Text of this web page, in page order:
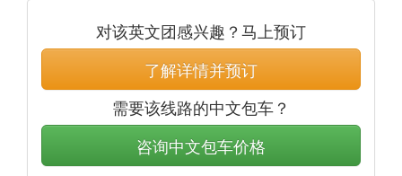
对该英文团感兴趣？马上预订
了解详情并预订
需要该线路的中文包车？
咨询中文包车价格